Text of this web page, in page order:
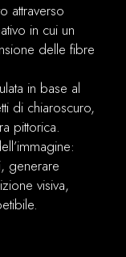
attraverso
in cui un
delle fibre
in base al
di chiaroscuro,
pittorica.
generare
visiva,